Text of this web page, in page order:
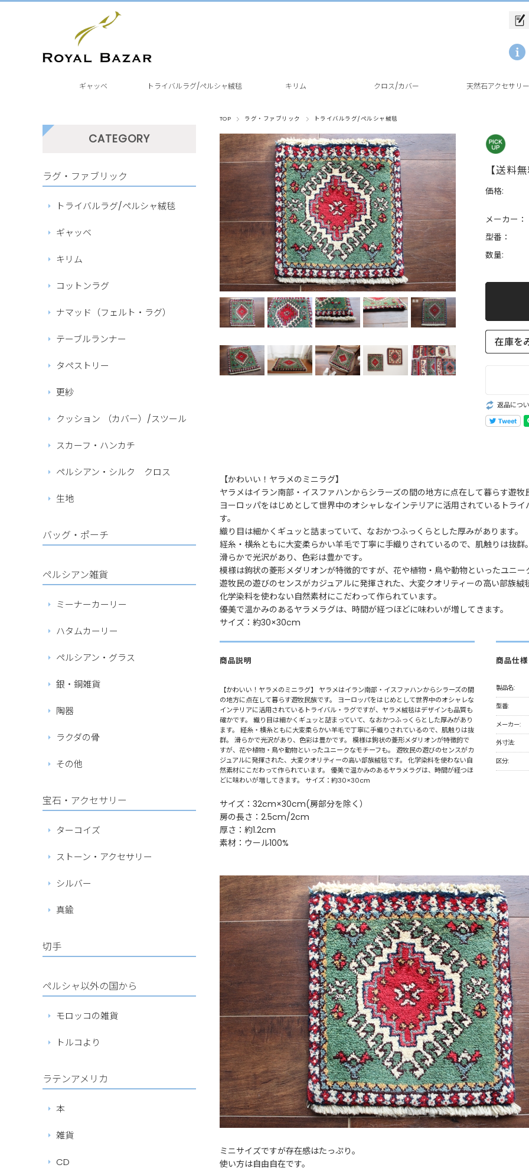
ギャッベ トライバルラグ/ペルシャ絨毯 キリム クロス/カバー 天然石アクセサリー
TOP ラグ・ファブリック トライバルラグ/ペルシャ絨毯
【送料
価格:
メーカー：
型番：
数量:
返品につ
【かわいい！ヤラメのミニラグ】
ヤラメはイラン南部・イスファハンからシラーズの間の地方に点在して暮らす遊牧
ヨーロッパをはじめとして世界中のオシャレなインテリアに活用されているトラ
す。
織り目は細かくギュッと詰まっていて、なおかつふっくらとした厚みがあります。
経糸・横糸ともに大変柔らかい羊毛で丁寧に手織りされているので、肌触りは抜群
滑らかで光沢があり、色彩は豊かです。
模様は鉤状の菱形メダリオンが特徴的ですが、花や植物・鳥や動物といったユニー
遊牧民の遊びのセンスがカジュアルに発揮された、大変クオリティーの高い部族絨
化学染料を使わない自然素材にこだわって作られています。
優美で温かみのあるヤラメラグは、時間が経つほどに味わいが増してきます。
サイズ：約30×30cm
商品説明
【かわいい！ヤラメのミニラグ】 ヤラメはイラン南部・イスファハンからシラーズの間
の地方に点在して暮らす遊牧民族です。 ヨーロッパをはじめとして世界中のオシャレな
インテリアに活用されているトライバル・ラグですが、ヤラメ絨毯はデザインも品質も
確かです。 織り目は細かくギュッと詰まっていて、なおかつふっくらとした厚みがあり
ます。 経糸・横糸ともに大変柔らかい羊毛で丁寧に手織りされているので、肌触りは抜
群。 滑らかで光沢があり、色彩は豊かです。 模様は鉤状の菱形メダリオンが特徴的で
すが、花や植物・鳥や動物といったユニークなモチーフも。 遊牧民の遊びのセンスがカ
ジュアルに発揮された、大変クオリティーの高い部族絨毯です。 化学染料を使わない自
然素材にこだわって作られています。 優美で温かみのあるヤラメラグは、時間が経つほ
どに味わいが増してきます。 サイズ：約30×30cm
商品仕様
製品名:
型番:
メーカー:
外寸法:
区分:
サイズ：32cm×30cm(房部分を除く）
房の長さ：2.5cm/2cm
厚さ：約1.2cm
素材：ウール100%
ミニサイズですが存在感はたっぷり。
使い方は自由自在です。
CATEGORY
ラグ・ファブリック
トライバルラグ/ペルシャ絨毯
ギャッベ
キリム
コットンラグ
ナマッド（フェルト・ラグ）
テーブルランナー
タペストリー
更紗
クッション （カバー）/スツール
スカーフ・ハンカチ
ペルシアン・シルク クロス
生地
バッグ・ポーチ
ペルシアン雑貨
ミーナーカーリー
ハタムカーリー
ペルシアン・グラス
銀・銅雑貨
陶器
ラクダの骨
その他
宝石・アクセサリー
ターコイズ
ストーン・アクセサリー
シルバー
真鍮
切手
ペルシャ以外の国から
モロッコの雑貨
トルコより
ラテンアメリカ
本
雑貨
CD